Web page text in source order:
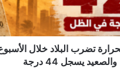
تضرب البلاد خلال
والصعيد يسجل 44 درجة